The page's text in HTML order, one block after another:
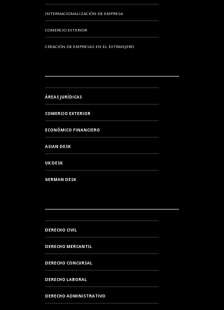
INTERNACIONALIZACIÓN DE EMPRESA
COMERCIO EXTERIOR
CREACIÓN DE EMPRESAS EN EL EXTRANJERO
ÁREAS JURÍDICAS
COMERCIO EXTERIOR
ECONÓMICO FINANCIERO
ASIAN DESK
UK DESK
GERMAN DESK
DERECHO CIVIL
DERECHO MERCANTIL
DERECHO CONCURSAL
DERECHO LABORAL
DERECHO ADMINISTRATIVO